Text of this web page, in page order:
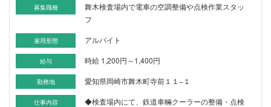
募集職種
舞木検査場内で電車の空調整備や点検作業スタッ
フ
雇用形態 アルバイト
給与 時給 1,200円～1,400円
勤務地 愛知県岡崎市舞木町寺前１１−１
仕事内容
◆検査場内にて、鉄道車輛クーラーの整備・点検